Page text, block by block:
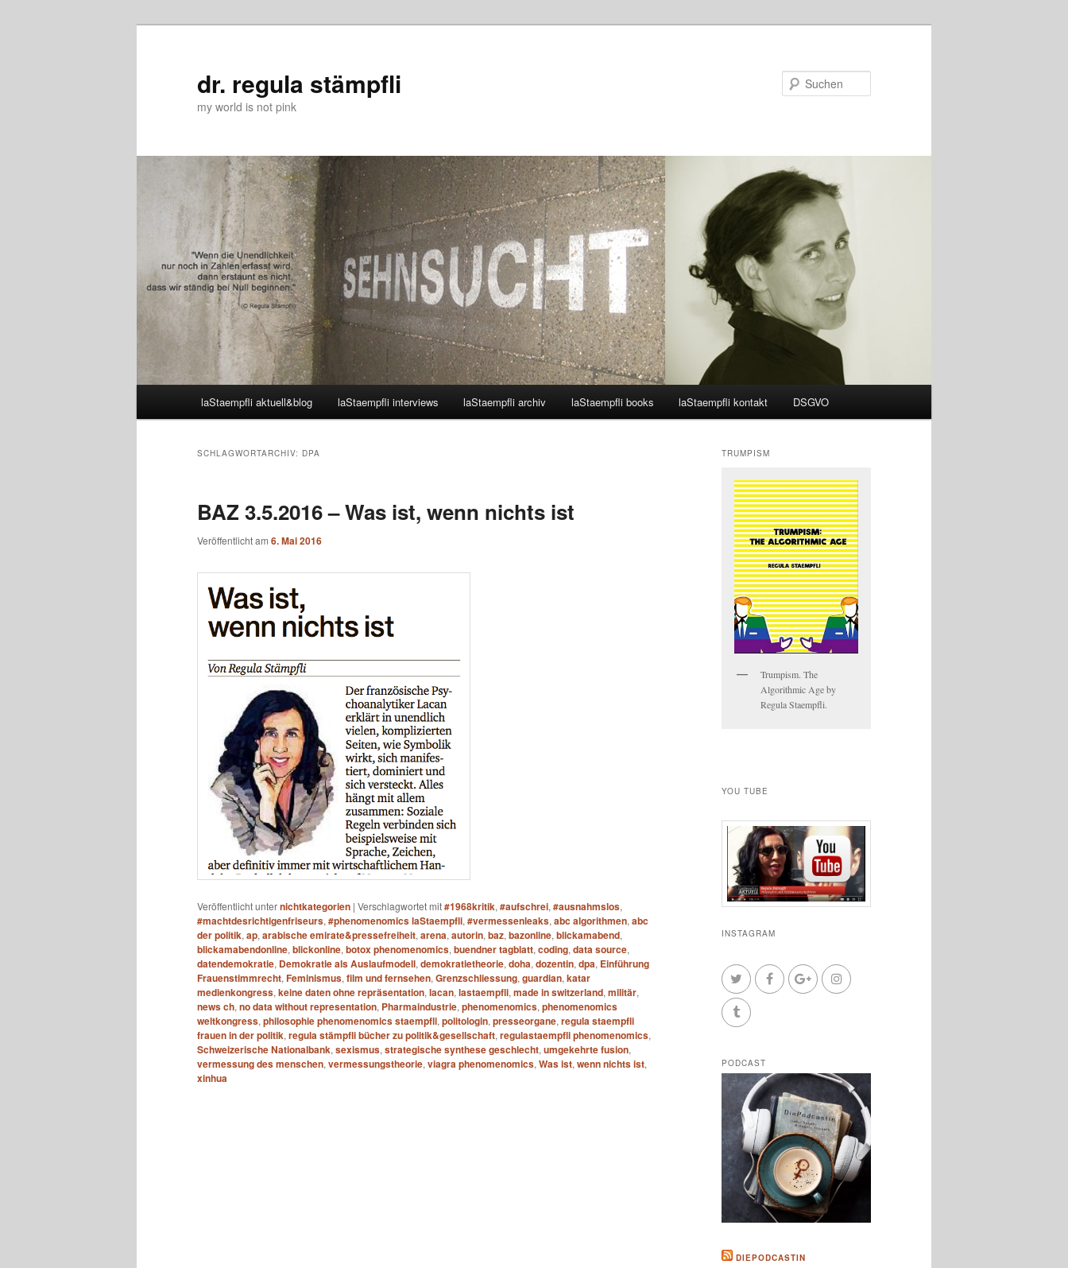
dr. regula stämpfli
my world is not pink
laStaempfli aktuell&blog laStaempfli interviews laStaempfli archiv laStaempfli books laStaempfli kontakt DSGVO
SCHLAGWORTARCHIV: DPA
BAZ 3.5.2016 – Was ist, wenn nichts ist
Veröffentlicht am 6. Mai 2016
Veröffentlicht unternichtkategorien | Verschlagwortet mit#1968kritik, #aufschrei, #ausnahmslos,
#machtdesrichtigenfriseurs, #phenomenomics laStaempfli, #vermessenleaks, abc algorithmen, abc
der politik, ap, arabische emirate&pressefreiheit, arena, autorin, baz, bazonline, blickamabend,
blickamabendonline, blickonline, botox phenomenomics, buendner tagblatt, coding, data source,
datendemokratie, Demokratie als Auslaufmodell, demokratietheorie, doha, dozentin, dpa, Einführung
Frauenstimmrecht, Feminismus, film und fernsehen, Grenzschliessung, guardian, katar
medienkongress, keine daten ohne repräsentation, lacan, lastaempfli, made in switzerland, militär,
news ch, no data without representation, Pharmaindustrie, phenomenomics, phenomenomics
weltkongress, philosophie phenomenomics staempfli, politologin, presseorgane, regula staempfli
frauen in der politik, regula stämpfli bücher zu politik&gesellschaft, regulastaempfli phenomenomics,
Schweizerische Nationalbank, sexismus, strategische synthese geschlecht, umgekehrte fusion,
vermessung des menschen, vermessungstheorie, viagra phenomenomics, Was ist, wenn nichts ist,
xinhua
TRUMPISM
Trumpism. The
Algorithmic Age by
Regula Staempfli.
YOU TUBE
INSTAGRAM
PODCAST
DIEPODCASTIN